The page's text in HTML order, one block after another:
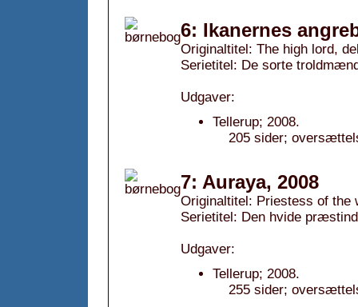
6: Ikanernes
Originaltitel: The high lord,
Serietitel: De sorte
Udgaver:
Tellerup; 2008.
205 sider;
7: Auraya, 2008
Originaltitel: Priestess of the
Serietitel: Den hvide
Udgaver:
Tellerup; 2008.
255 sider;